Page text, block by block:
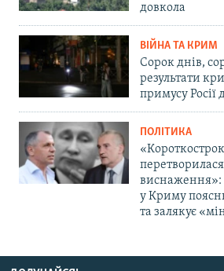
довкола
ВІЙНА ТА КРИМ
Сорок днів,
результати
примусу Росії
ПОЛІТИКА
виснаження»:
у Криму
та залякує